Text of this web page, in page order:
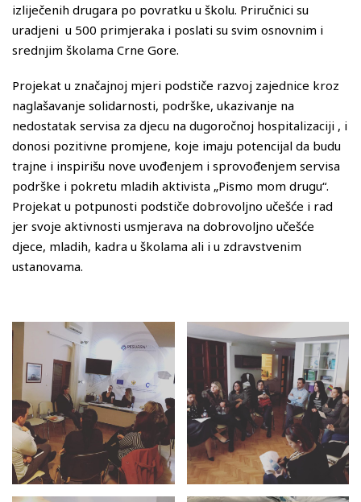
izliječenih drugara po povratku u školu. Priručnici su
uradjeni u 500 primjeraka i poslati su svim osnovnim i
srednjim školama Crne Gore.
Projekat u značajnoj mjeri podstiče razvoj zajednice kroz
naglašavanje solidarnosti, podrške, ukazivanje na
nedostatak servisa za djecu na dugoročnoj hospitalizaciji , i
donosi pozitivne promjene, koje imaju potencijal da budu
trajne i inspirišu nove uvođenjem i sprovođenjem servisa
podrške i pokretu mladih aktivista „Pismo mom drugu“.
Projekat u potpunosti podstiče dobrovoljno učešće i rad
jer svoje aktivnosti usmjerava na dobrovoljno učešće
djece, mladih, kadra u školama ali i u zdravstvenim
ustanovama.